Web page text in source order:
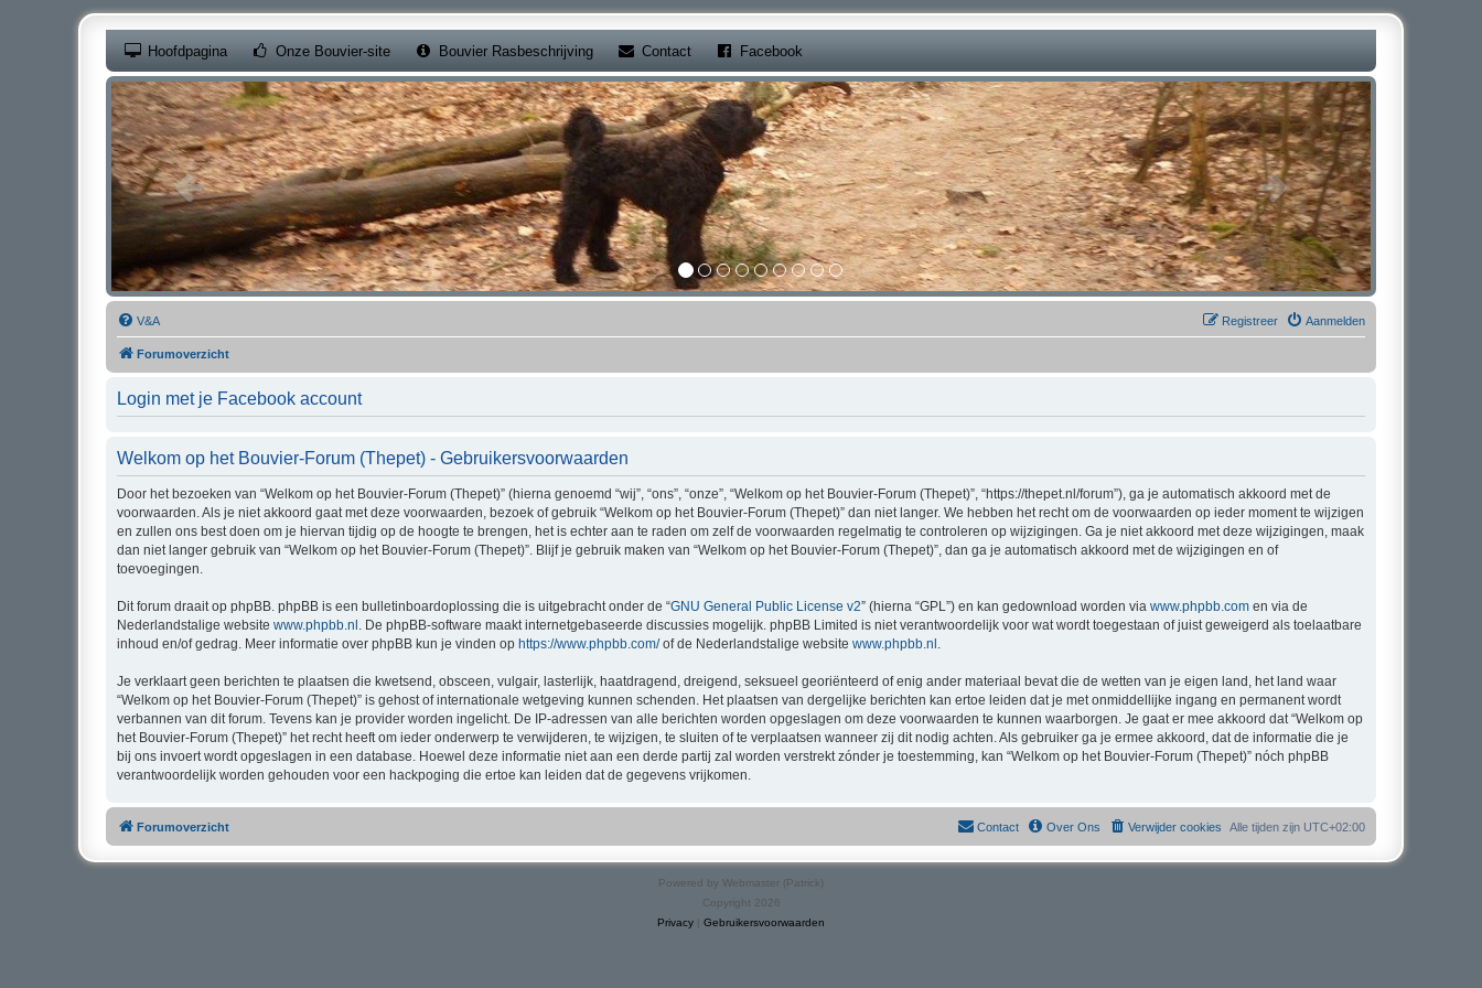
Hoofdpagina Onze Bouvier-site(Opens a new tab)
Bouvier Rasbeschrijving Contact(Opens a new tab)
Facebook
V&A Aanmelden
Registreer
Forumoverzicht
Login met je Facebook account
Welkom op het Bouvier-Forum (Thepet) - Gebruikersvoorwaarden
Door het bezoeken van “Welkom op het Bouvier-Forum (Thepet)” (hierna genoemd “wij”, “ons”, “onze”, “Welkom op het Bouvier-Forum (Thepet)”, “https://thepet.nl/forum”), ga je automatisch akkoord met de
voorwaarden. Als je niet akkoord gaat met deze voorwaarden, bezoek of gebruik “Welkom op het Bouvier-Forum (Thepet)” dan niet langer. We hebben het recht om de voorwaarden op ieder moment te wijzigen
en zullen ons best doen om je hiervan tijdig op de hoogte te brengen, het is echter aan te raden om zelf de voorwaarden regelmatig te controleren op wijzigingen. Ga je niet akkoord met deze wijzigingen, maak
dan niet langer gebruik van “Welkom op het Bouvier-Forum (Thepet)”. Blijf je gebruik maken van “Welkom op het Bouvier-Forum (Thepet)”, dan ga je automatisch akkoord met de wijzigingen en of
toevoegingen.
Dit forum draait op phpBB. phpBB is een bulletinboardoplossing die is uitgebracht onder de “GNU General Public License v2” (hierna “GPL”) en kan gedownload worden via www.phpbb.com en via de
Nederlandstalige website www.phpbb.nl . De phpBB-software maakt internetgebaseerde discussies mogelijk. phpBB Limited is niet verantwoordelijk voor wat wordt toegestaan of juist geweigerd als toelaatbare
inhoud en/of gedrag. Meer informatie over phpBB kun je vinden op https://www.phpbb.com/of de Nederlandstalige website www.phpbb.nl .
Je verklaart geen berichten te plaatsen die kwetsend, obsceen, vulgair, lasterlijk, haatdragend, dreigend, seksueel georiënteerd of enig ander materiaal bevat die de wetten van je eigen land, het land waar
“Welkom op het Bouvier-Forum (Thepet)” is gehost of internationale wetgeving kunnen schenden. Het plaatsen van dergelijke berichten kan ertoe leiden dat je met onmiddellijke ingang en permanent wordt
verbannen van dit forum. Tevens kan je provider worden ingelicht. De IP-adressen van alle berichten worden opgeslagen om deze voorwaarden te kunnen waarborgen. Je gaat er mee akkoord dat “Welkom op
het Bouvier-Forum (Thepet)” het recht heeft om ieder onderwerp te verwijderen, te wijzigen, te sluiten of te verplaatsen wanneer zij dit nodig achten. Als gebruiker ga je ermee akkoord, dat de informatie die je
bij ons invoert wordt opgeslagen in een database. Hoewel deze informatie niet aan een derde partij zal worden verstrekt zónder je toestemming, kan “Welkom op het Bouvier-Forum (Thepet)” nóch phpBB
verantwoordelijk worden gehouden voor een hackpoging die ertoe kan leiden dat de gegevens vrijkomen.
Forumoverzicht Alle tijden zijn UTC+02:00
Verwijder cookies
Over Ons
Contact
Powered by Webmaster (Patrick)
Copyright 2026
Privacy | Gebruikersvoorwaarden